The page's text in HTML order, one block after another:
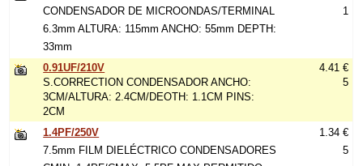
CONDENSADOR DE MICROONDAS/TERMINAL
6.3mm ALTURA: 115mm ANCHO: 55mm DEPTH:
33mm
1
0.91UF/210V
S.CORRECTION CONDENSADOR ANCHO:
3CM/ALTURA: 2.4CM/DEOTH: 1.1CM PINS:
2CM
4.41 €
5
1.4PF/250V
7.5mm FILM DIELÉCTRICO CONDENSADORES
1.34 €
5